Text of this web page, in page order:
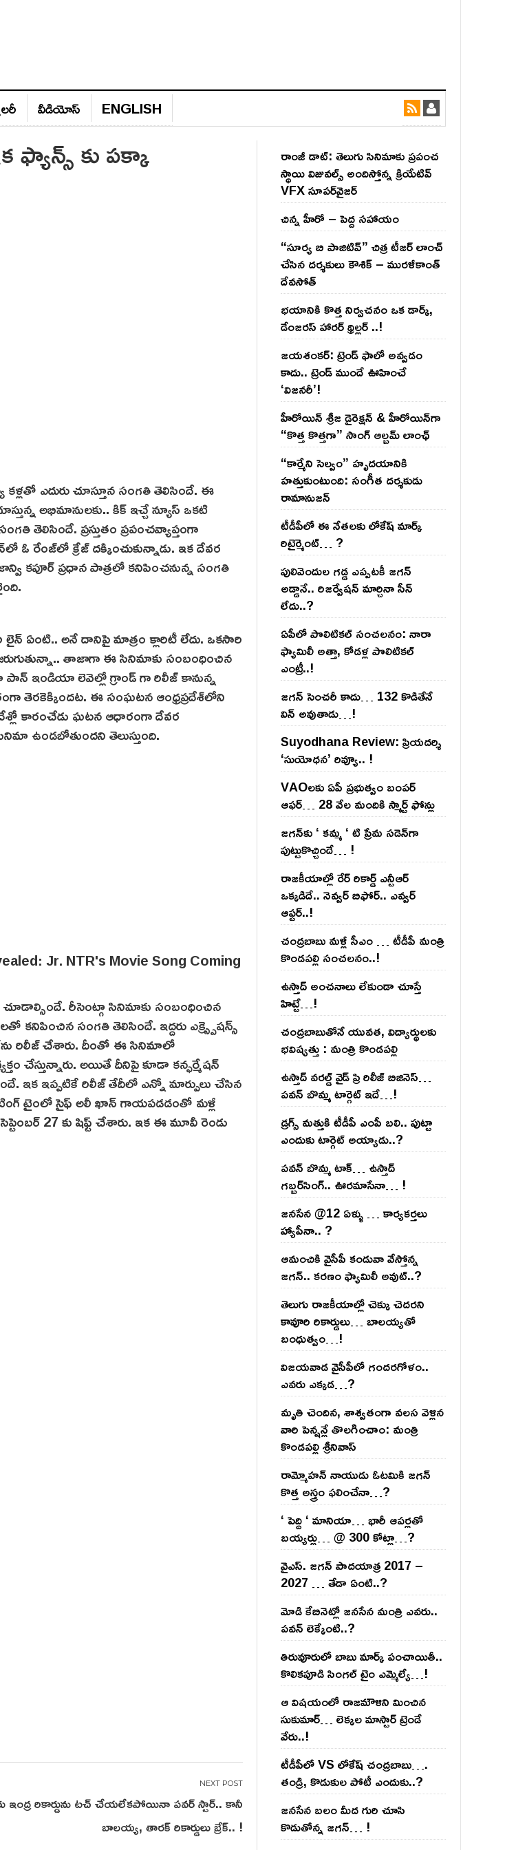
వీడియోస్‌ ENGLISH
కు పక్కా
ఎదురు చూస్తూన సంగతి తెలిసిందే. ఈ
అభిమానులకు.. కిక్ ఇచ్చే న్యూస్ ఒకటి
తెలిసిందే. ప్రస్తుతం ప్రపంచవ్యాప్తంగా
రేంజ్‌లో క్రేజ్‌ దక్కించుకున్నాడు. ఇక దేవర‌
ప్రధాన పాత్రలో కనిపించనున్న సంగతి
ఏంటి.. అనే దానిపై మాత్రం క్లారిటీ లేదు. ఒకసారి
జరుగుతున్నా.. తాజాగా ఈ సినిమాకు సంబంధించిన
ఇండియా లెవెల్లో గ్రాండ్ గా రిలీజ్ కానున్న
తెరకెక్కిందట. ఈ సంఘటన ఆంధ్రప్రదేశ్‌లోని
కారంచేడు ఘటన ఆధారంగా దేవర
ఉండబోతుందని తెలుస్తుంది.
రీసెంట్గా సినిమాకు సంబంధించిన
కనిపించిన సంగతి తెలిసిందే. ఇద్దరు ఎక్స్ప్రెషన్స్
రిలీజ్ చేశారు. దీంతో ఈ సినిమాలో
చేస్తున్నారు. అయితే దీనిపై కూడా కన్ఫర్మేషన్
ఇక ఇప్పటికే రిలీజ్ తేదీలో ఎన్నో మార్పులు చేసిన
టైంలో సైఫ్ అలీ ఖాన్ గాయపడడంతో మళ్లీ
27 కు షిఫ్ట్ చేశారు. ఇక ఈ మూవీ రెండు
ఇంద్ర రికార్డును టచ్ చేయలేకపోయినా పవర్ స్టార్.. కానీ
బాలయ్య, తారక్ రికార్డులు బ్రేక్.. !
రాంజీ డాట్: తెలుగు సినిమాకు ప్రపంచ
స్థాయి విజువల్స్ అందిస్తోన్న క్రియేటివ్
VFX సూపర్‌వైజర్
చిన్న హీరో – పెద్ద సహాయం
“సూర్య బి పాజిటివ్” చిత్ర టీజర్ లాంచ్
చేసిన‌ దర్శకులు కౌశిక్ – మురళీకాంత్
దేవసోత్
భయానికి కొత్త నిర్వచనం ఒక డార్క్,
డేంజరస్ హారర్ థ్రిల్లర్ ..!
జయశంకర్: ట్రెండ్‌ ఫాలో అవ్వడం
కాదు.. ట్రెండ్‌ ముందే ఊహించే
‘విజనరీ’!
హీరోయిన్ శ్రీజ డైరెక్ష‌న్ & హీరోయిన్‌గా
“కొత్త కొత్తగా” సాంగ్ ఆల్బమ్ లాంఛ్
“కార్మేని సెల్వం” హృదయానికి
హత్తుకుంటుంది: సంగీత దర్శకుడు
రామానుజన్
టీడీపీలో ఈ నేత‌ల‌కు లోకేష్ మార్క్
రిటైర్మెంట్‌… ?
పులివెందుల గ‌డ్డ ఎప్ప‌ట‌కీ జ‌గ‌న్
అడ్డానే.. రిజ‌ర్వేష‌న్ మార్చినా సీన్
లేదు..?
ఏపీలో పొలిటిక‌ల్ సంచ‌ల‌నం: నారా
ఫ్యామిలీ అత్తా, కోడ‌ళ్ల పొలిటికల్
ఎంట్రీ..!
జ‌గ‌న్ సెంచ‌రీ కాదు… 132 కొడితేనే
విన్ అవుతాడు…!
Suyodhana Review: ప్రియదర్శి
‘సుయోధన’ రివ్యూ.. !
VAOల‌కు ఏపీ ప్ర‌భుత్వం బంప‌ర్
ఆఫ‌ర్‌… 28 వేల మందికి స్మార్ట్ ఫోన్లు
జ‌గ‌న్‌కు ‘ క‌మ్మ ‘ టి ప్రేమ స‌డెన్‌గా
పుట్టుకొచ్చిందే… !
రాజ‌కీయాల్లో రేర్ రికార్డ్ ఎన్టీఆర్
ఒక్క‌డిదే.. నెవ్వ‌ర్ బిఫోర్‌.. ఎవ్వ‌ర్
ఆఫ్ట‌ర్‌..!
చంద్ర‌బాబు మ‌ళ్లీ సీఎం … టీడీపీ మంత్రి
కొండ‌ప‌ల్లి సంచ‌ల‌నం..!
ఉస్తాద్ అంచ‌నాలు లేకుండా చూస్తే
హిట్టే…!
చంద్ర‌బాబుతోనే యువ‌త‌, విద్యార్థుల‌కు
భ‌విష్య‌త్తు : మంత్రి కొండ‌ప‌ల్లి
ఉస్తాద్ వ‌ర‌ల్డ్ వైడ్ ప్రి రిలీజ్ బిజినెస్‌…
ప‌వ‌న్ బొమ్మ టార్గెట్ ఇదే…!
డ్రగ్స్ మత్తుకి టీడీపీ ఎంపీ బలి.. పుట్టా
ఎందుకు టార్గెట్ అయ్యాడు..?
ప‌వ‌న్ బొమ్మ టాక్‌… ఉస్తాద్
గ‌బ్బ‌ర్‌సింగ్‌.. ఊర‌మాసేనా… !
జనసేన @12 ఏళ్ళు … కార్యకర్తలు
హ్యాపీనా.. ?
ఆమంచికి వైసీపీ కండువా వేస్తోన్న
జ‌గ‌న్‌.. క‌ర‌ణం ఫ్యామిలీ అవుట్‌..?
తెలుగు రాజ‌కీయాల్లో చెక్కు చెద‌ర‌ని
కావూరి రికార్డులు… బాల‌య్యతో
బంధుత్వం…!
విజ‌య‌వాడ వైసీపీలో గంద‌ర‌గోళం..
ఎవ‌రు ఎక్క‌డ‌…?
మృతి చెందిన, శాశ్వతంగా వలస వెళ్లిన
వారి పెన్ష‌న్లే తొల‌గించాం: మంత్రి
కొండపల్లి శ్రీనివాస్
రామ్మోహ‌న్ నాయుడు ఓట‌మికి జ‌గ‌న్
కొత్త అస్త్రం ఫ‌లించేనా…?
‘ పెద్ది ‘ మానియా… భారీ ఆప‌ర్ల‌తో
బ‌య్య‌ర్లు… @ 300 కోట్లా…?
వైఎస్‌. జ‌గ‌న్ పాద‌యాత్ర 2017 –
2027 … తేడా ఏంటి..?
మోడి కేబినెట్లో జ‌నసేన మంత్రి ఎవ‌రు..
ప‌వ‌న్ లెక్కేంటి..?
తిరువూరులో బాబు మార్క్ పంచాయితీ..
కొలిక‌పూడి సింగ‌ల్ టైం ఎమ్మెల్యే…!
ఆ విష‌యంలో రాజ‌మౌళిని మించిన
సుకుమార్‌… లెక్క‌ల మాస్టార్ ట్రెండే
వేరు..!
టీడీపీలో VS లోకేష్ చంద్ర‌బాబు….
తండ్రి, కొడుకుల పోటీ ఎందుకు..?
జ‌న‌సేన బ‌లం మీద గురి చూసి
కొడుతోన్న జ‌గ‌న్‌… !